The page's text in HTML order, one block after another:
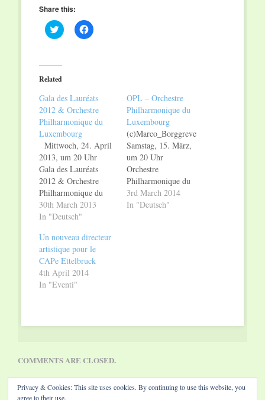
Share this:
Click
to
(Opens
in
new
Click
to
Related
Gala des Lauréats
2012 & Orchestre
Philharmonique du
Luxembourg
Mittwoch, 24. April
2013, um 20 Uhr
Gala des Lauréats
2012 & Orchestre
Philharmonique du
Luxembourg
Preisträger der
Luxemburgs:
Stéphanie Houillon,
Mandoline (Hummel)
Jérôme Kauffmann,
Cello
Dirigentin
OPL spielt unter
der…
30th March 2013
In "Deutsch"
OPL – Orchestre
Philharmonique du
Luxembourg
(c)Marco_Borggreve
Samstag, 15. März,
um 20 Uhr
Orchestre
Philharmonique du
Luxembourg (OPL)
Leo Hussain, Leitung.
3rd March 2014
In "Deutsch"
Un nouveau directeur
artistique pour le
CAPe Ettelbruck
4th April 2014
In "Eventi"
COMMENTS ARE CLOSED.
Privacy & Cookies: This site uses cookies. By continuing to use this website, you
agree to their use.